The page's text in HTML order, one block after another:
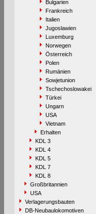
Bulgarien
Frankreich
Italien
Jugoslawien
Luxemburg
Norwegen
Österreich
Polen
Rumänien
Sowjetunion
Tschechoslowakei
Türkei
Ungarn
USA
Vietnam
Erhalten
KDL 3
KDL 4
KDL 5
KDL 7
KDL 8
Großbritannien
USA
Verlagerungsbauten
DB-Neubaulokomotiven